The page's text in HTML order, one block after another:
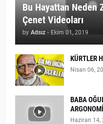
Bu Hayattan Neden
Çenet Videoları
by Adsız - Ekim 01, 2019
KÜRTLER
Nisan 06,
BABA
ARGONOMİ
Haziran 14,